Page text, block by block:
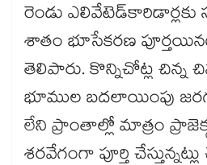
రెండు
శాతం భూసేకరణ
తెలిపారు. కొన్నిచోట్ల చిన్న
భూముల బదలాయింపు
లేని ప్రాంతాల్లో మాత్రం
శరవేగంగా పూర్తి